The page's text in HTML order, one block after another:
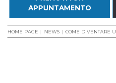
APPUNTAMENTO
HOME PAGE NEWS COME DIVENTARE